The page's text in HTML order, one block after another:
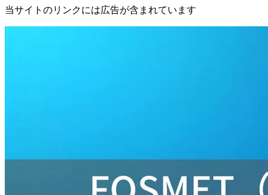
当サイトのリンクには広告が含まれています